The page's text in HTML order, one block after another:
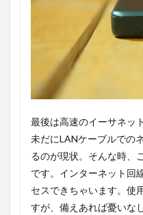
最後は高速のイーサネッ
未だにLANケーブルでの
るのが現状。そんな時、
です。インターネット回
セスできちゃいます。使
すが、備えあれば憂いなし